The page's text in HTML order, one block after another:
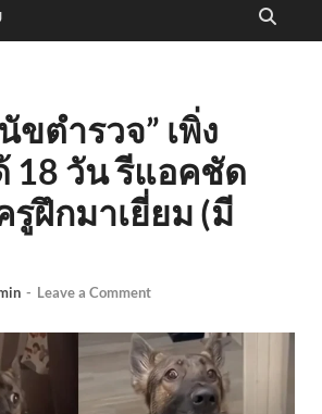
ขตำรวจ” เพิ่ง
18 วัน รีแอคชัด
ฝึกมาเยี่ยม (มี
- Leave a Comment